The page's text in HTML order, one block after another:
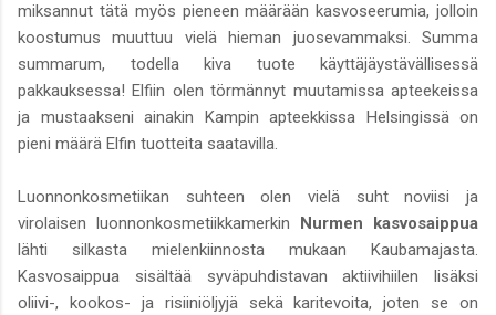
miksannut tätä myös pieneen määrään kasvoseerumia, jolloin
koostumus muuttuu vielä hieman juosevammaksi. Summa
summarum, todella kiva tuote käyttäjäystävällisessä
pakkauksessa! Elfiin olen törmännyt muutamissa apteekeissa
ja mustaakseni ainakin Kampin apteekkissa Helsingissä on
pieni määrä Elfin tuotteita saatavilla.
Luonnonkosmetiikan suhteen olen vielä suht noviisi ja
virolaisen luonnonkosmetiikkamerkin Nurmen kasvosaippua
lähti silkasta mielenkiinnosta mukaan Kaubamajasta.
Kasvosaippua sisältää syväpuhdistavan aktiivihiilen lisäksi
oliivi-, kookos- ja risiiniöljyjä sekä karitevoita, joten se on